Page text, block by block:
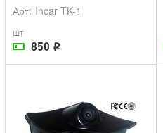
На складе поставщика
Арт: Incar TK-1
шт
850 i